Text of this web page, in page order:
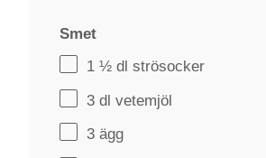
Smet
1 ½ dl strösocker
3 dl vetemjöl
3 ägg